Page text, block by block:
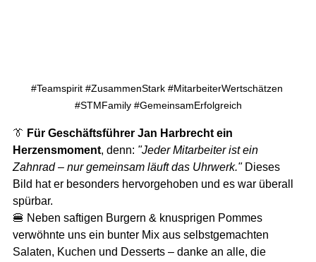
#Teamspirit #ZusammenStark #MitarbeiterWertschätzen
#STMFamily #GemeinsamErfolgreich
👔 Für Geschäftsführer Jan Harbrecht ein
Herzensmoment, denn: "Jeder Mitarbeiter ist ein
Zahnrad – nur gemeinsam läuft das Uhrwerk." Dieses
Bild hat er besonders hervorgehoben und es war überall
spürbar.
🍔 Neben saftigen Burgern & knusprigen Pommes
verwöhnte uns ein bunter Mix aus selbstgemachten
Salaten, Kuchen und Desserts – danke an alle, die